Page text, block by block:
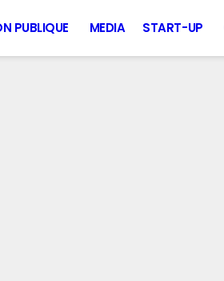
PUBLIQUE MEDIA START-UP